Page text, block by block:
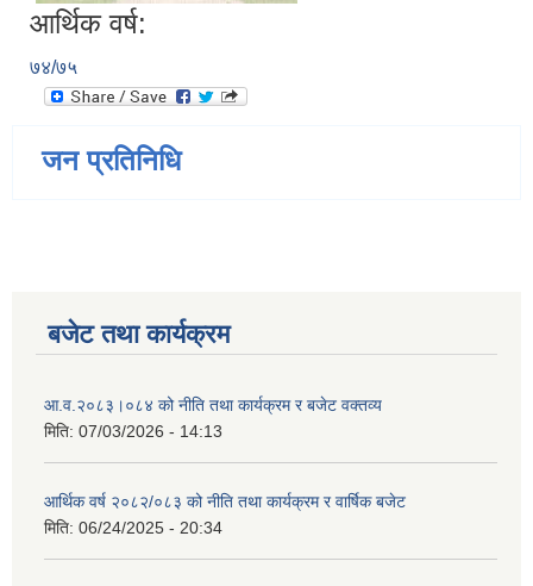
आर्थिक वर्ष:
७४/७५
जन प्रतिनिधि
बजेट तथा कार्यक्रम
आ.व.२०८३।०८४ को नीति तथा कार्यक्रम र बजेट वक्तव्य
मिति: 07/03/2026 - 14:13
आर्थिक वर्ष २०८२/०८३ को नीति तथा कार्यक्रम र वार्षिक बजेट
मिति: 06/24/2025 - 20:34